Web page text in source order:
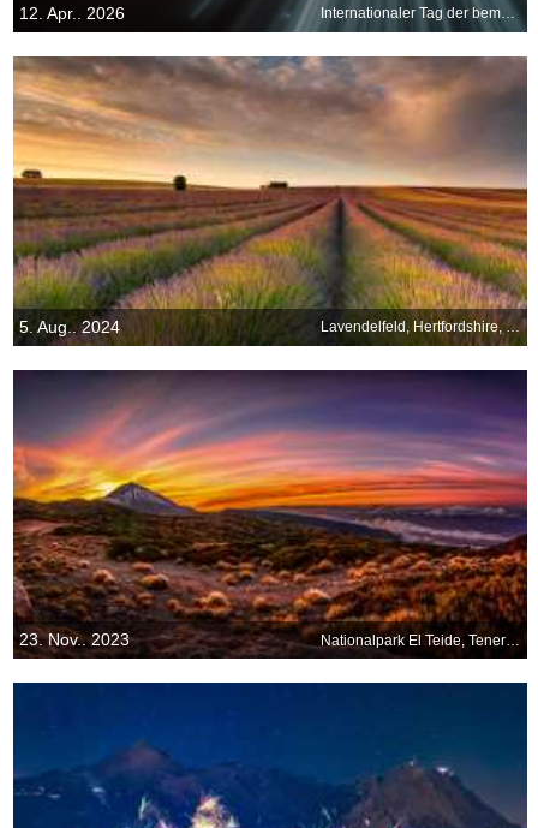
12. Apr.. 2026 Internationaler Tag der bemannten Raumfahrt
5. Aug.. 2024 Lavendelfeld, Hertfordshire, England
23. Nov.. 2023 Nationalpark El Teide, Teneriffa, Kanarische Inseln, Spanien